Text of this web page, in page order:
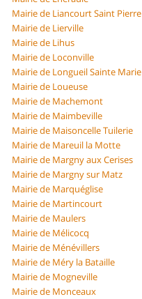
Mairie de Liancourt Saint Pierre
Mairie de Lierville
Mairie de Lihus
Mairie de Loconville
Mairie de Longueil Sainte Marie
Mairie de Loueuse
Mairie de Machemont
Mairie de Maimbeville
Mairie de Maisoncelle Tuilerie
Mairie de Mareuil la Motte
Mairie de Margny aux Cerises
Mairie de Margny sur Matz
Mairie de Marquéglise
Mairie de Martincourt
Mairie de Maulers
Mairie de Mélicocq
Mairie de Ménévillers
Mairie de Méry la Bataille
Mairie de Mogneville
Mairie de Monceaux